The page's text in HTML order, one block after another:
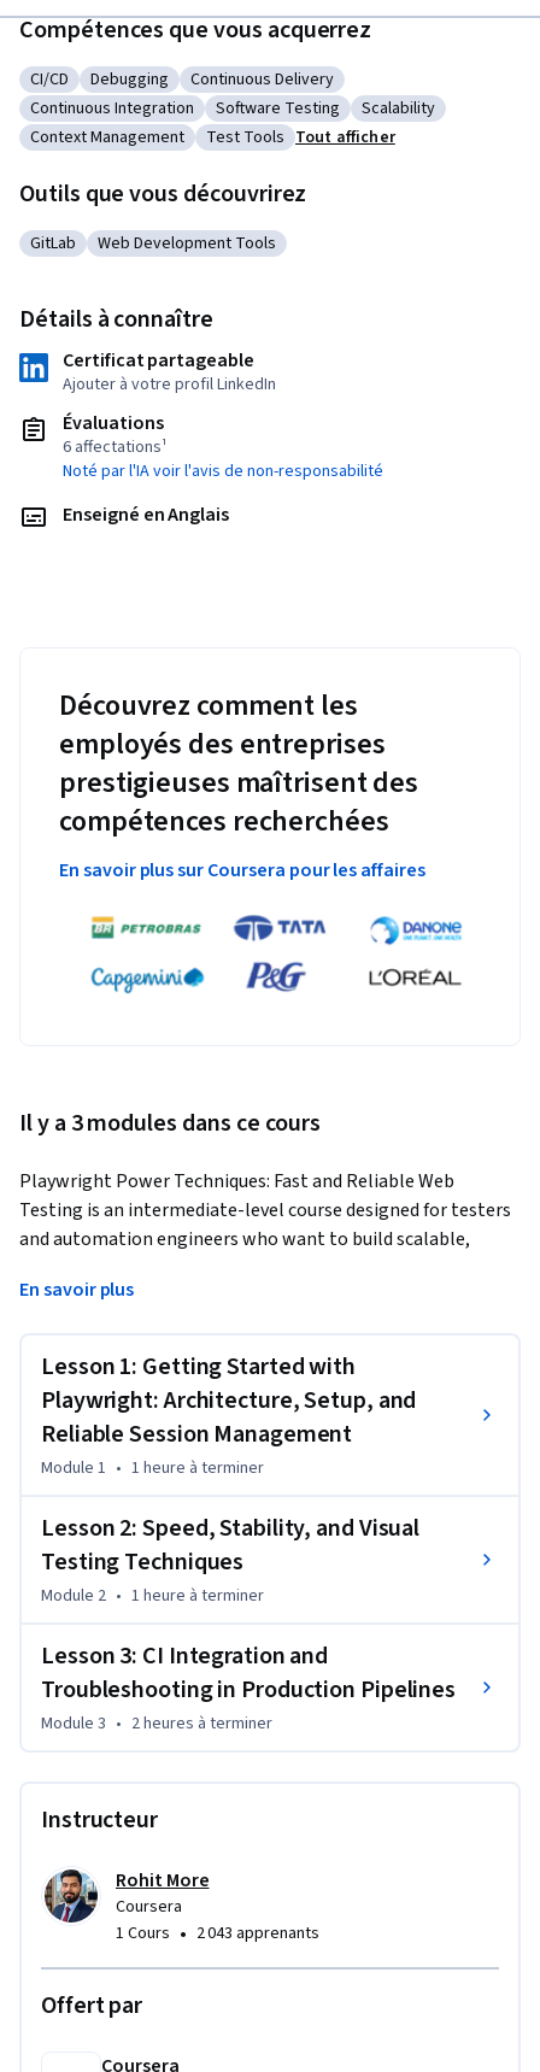
Compétences que vous acquerrez
Catégorie : CI/CD
CI/CD Catégorie : Debugging
Debugging Catégorie : Continuous Delivery
Continuous Delivery
Catégorie : Continuous Integration
Continuous Integration Catégorie : Software Testing
Software Testing Catégorie : Scalability
Scalability
Catégorie : Context Management
Context Management Catégorie : Test Tools
Test Tools Tout afficher
Outils que vous découvrirez
Catégorie : GitLab
GitLab Catégorie : Web Development Tools
Web Development Tools
Détails à connaître
Certificat partageable
Ajouter à votre profil LinkedIn
Évaluations
6 affectations¹
Noté par l'IA voir l'avis de non-responsabilité
Enseigné en Anglais
Découvrez comment les
employés des entreprises
prestigieuses maîtrisent des
compétences recherchées
En savoir plus sur Coursera pour les affaires
Il y a 3 modules dans ce cours
Playwright Power Techniques: Fast and Reliable Web
Testing is an intermediate-level course designed for testers
and automation engineers who want to build scalable,
applications grow in complexity, testing must be both fast
mastering advanced Playwright features like browser
contexts, parallel execution, and visual regression testing.
You’ll work with real-world scenarios such as login flows, file
uploads, and CI/CD integration to simulate high-stakes
testing challenges.
walkthroughs, and debugging practice, you'll learn to build
test suites that are fast, stable, and production-ready. You’ll
configure tests to run in headless mode, catch UI regressions
using GitHub Actions or GitLab CI. Whether you’re scaling
tests across browsers or troubleshooting flaky scripts, this
course equips you to deliver continuous quality in modern
En savoir plus
Lesson 1: Getting Started with
Playwright: Architecture, Setup, and
Reliable Session Management
Module 1 • 1 heure à terminer
Lesson 2: Speed, Stability, and Visual
Testing Techniques
Module 2 • 1 heure à terminer
Lesson 3: CI Integration and
Troubleshooting in Production Pipelines
Module 3 • 2 heures à terminer
Instructeur
Rohit More
Coursera
1 Cours • 2 043 apprenants
Offert par
Coursera